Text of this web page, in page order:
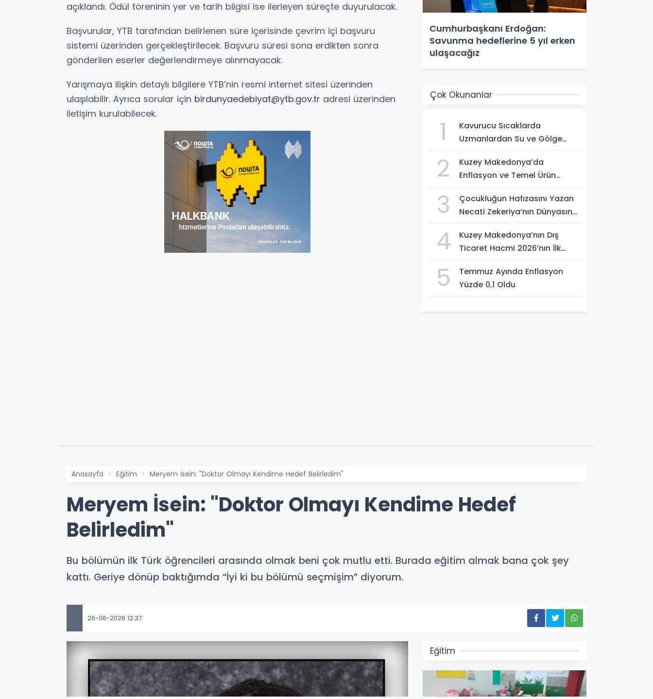
açıklandı. Ödül töreninin yer ve tarih bilgisi ise ilerleyen süreçte duyurulacak.
Başvurular, YTB tarafından belirlenen süre içerisinde çevrim içi başvuru
sistemi üzerinden gerçekleştirilecek. Başvuru süresi sona erdikten sonra
gönderilen eserler değerlendirmeye alınmayacak.
Yarışmaya ilişkin detaylı bilgilere YTB’nin resmi internet sitesi üzerinden
ulaşılabilir. Ayrıca sorular için birdunyaedebiyat@ytb.gov.tr adresi üzerinden
iletişim kurulabilecek.
Cumhurbaşkanı Erdoğan:
Savunma hedeflerine 5 yıl erken
ulaşacağız
Çok Okunanlar
1
Kavurucu Sıcaklarda
Uzmanlardan Su ve Gölge
2
Kuzey Makedonya’da
Enflasyon ve Temel Ürün
3
Çocukluğun Hafızasını Yazan
Necati Zekeriya’nın Dünyasına
4
Kuzey Makedonya’nın Dış
Ticaret Hacmi 2026’nın İlk
5
Temmuz Ayında Enflasyon
Yüzde 0,1 Oldu
Anasayfa Eğitim Meryem İsein: "Doktor Olmayı Kendime Hedef Belirledim"
Meryem İsein: "Doktor Olmayı Kendime Hedef
Belirledim"
Bu bölümün ilk Türk öğrencileri arasında olmak beni çok mutlu etti. Burada eğitim almak bana çok şey
kattı. Geriye dönüp baktığımda “İyi ki bu bölümü seçmişim” diyorum.
26-06-2026 12:37
Eğitim